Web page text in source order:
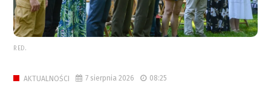
RED.
AKTUALNOŚCI 7 sierpnia 2026 08:25